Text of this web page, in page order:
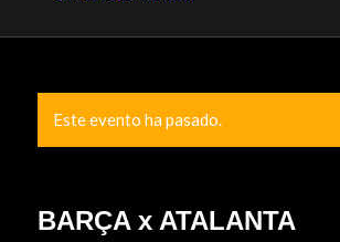
Este evento ha pasado.
BARÇA x ATALANTA